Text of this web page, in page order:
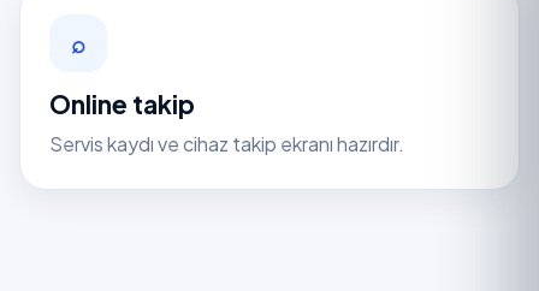
⌕
Online takip
Servis kaydı ve cihaz takip ekranı hazırdır.